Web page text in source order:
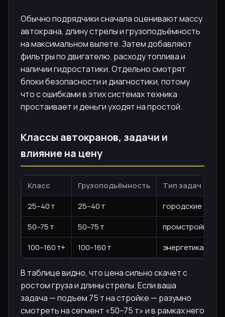
Обычно подрядчики сначала оценивают массу
автокрана, длину стрелы и грузоподъёмность
на максимальном вылете. Затем добавляют
фильтры по двигателю, расходу топлива и
наличии гидростатики. Отдельно смотрят
блоки безопасности и диагностики, потому
что с ошибками в этих системах техника
простаивает и деньги уходят на простой.
Классы автокранов, задачи и
влияние на цену
Класс Грузоподъёмность
Тип задач
25–40 т
25–40 т
городские
50–75 т
50–75 т
промстройки,
100–160 т+
100–160 т энергетика,
В таблице видно, что цена сильно скачет с
ростом груза и длины стрелы. Если ваша
задача — подъем 75 т на стройке — разумно
смотреть на сегмент «50–75 т» и в рамках него